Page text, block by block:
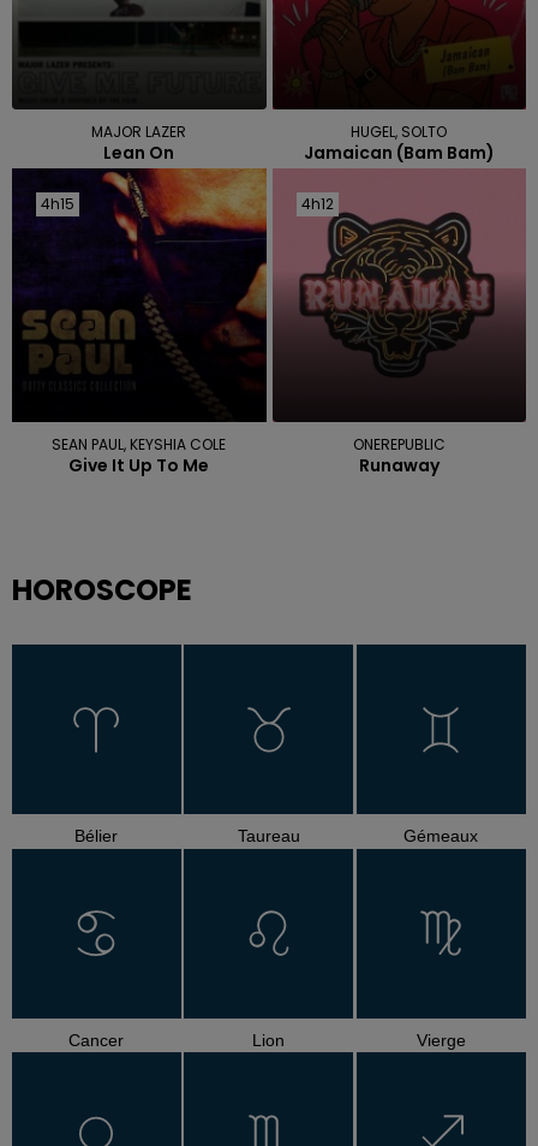
MAJOR LAZER
Lean On
HUGEL, SOLTO
Jamaican (bam Bam)
4h15
4h15
SEAN PAUL, KEYSHIA COLE
Give It Up To Me
4h12
4h12
ONEREPUBLIC
Runaway
HOROSCOPE
Bélier Taureau Gémeaux
Cancer Lion Vierge